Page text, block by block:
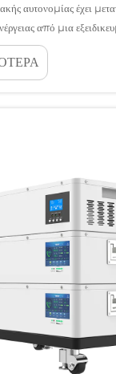
αυτονομίας έχει
από μια
επιχειρήσεις,
εφαρμογές. Είτε